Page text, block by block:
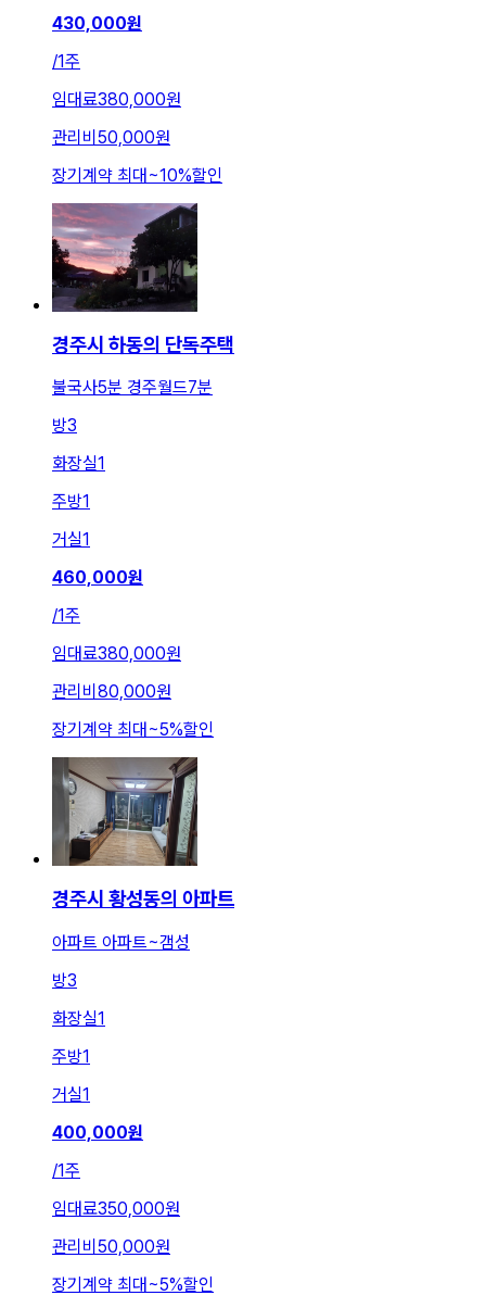
430,000원
/1주
임대료380,000원
관리비 50,000원
장기계약 최대~10%할인
경주시 하동의 단독주택
불국사5분 경주월드7분
방3
화장실1
주방1
거실1
460,000원
/1주
임대료380,000원
관리비 80,000원
장기계약 최대 ~5%할인
경주시 황성동의 아파트
아파트 아파트~갬성
방3
화장실1
주방1
거실1
400,000원
/1주
임대료350,000원
관리비 50,000원
장기계약 최대~5%할인